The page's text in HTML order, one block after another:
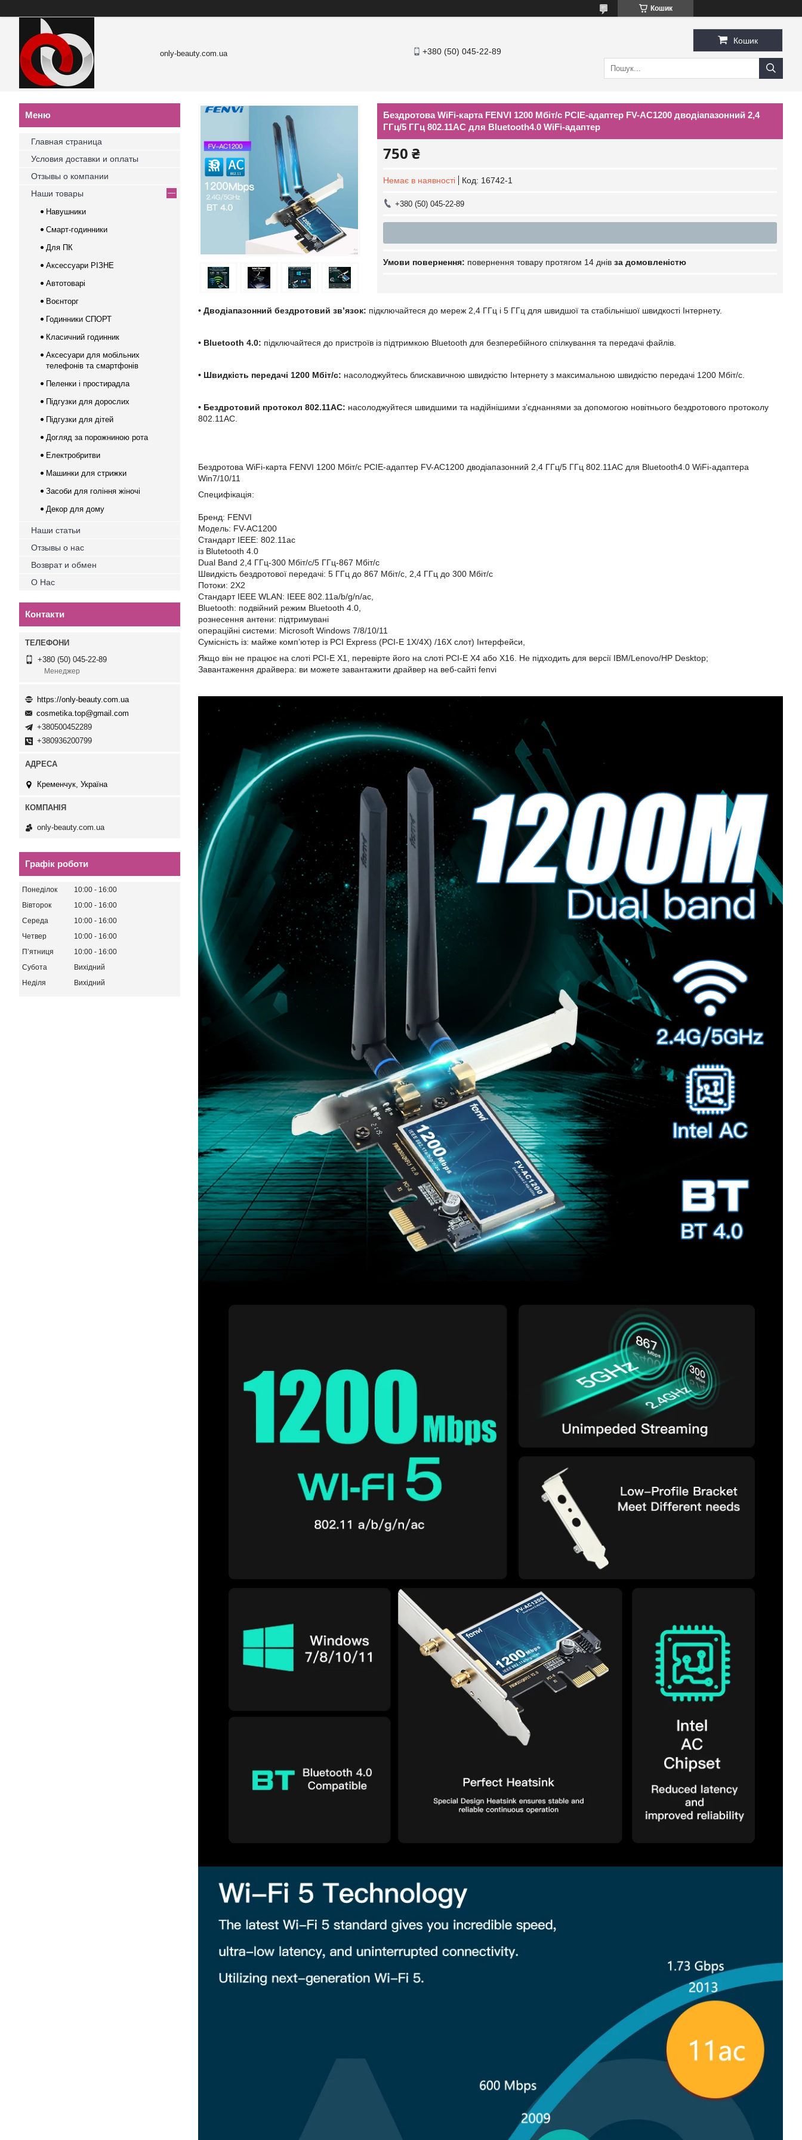
Кошик
only-beauty.com.ua +380 (50) 045-22-89
Кошик
Бездротова WiFi-карта FENVI 1200 Мбіт/с PCIE-адаптер FV-AC1200 дводіапазонний 2,4
ГГц/5 ГГц 802.11AC для Bluetooth4.0 WiFi-адаптер
750 ₴
Немає в наявності Код: 16742-1
+380 (50) 045-22-89
повернення товару протягом 14 днів за домовленістю
• Дводіапазонний бездротовий зв’язок: підключайтеся до мереж 2,4 ГГц і 5 ГГц для швидшої та стабільнішої швидкості Інтернету.
• Bluetooth 4.0: підключайтеся до пристроїв із підтримкою Bluetooth для безперебійного спілкування та передачі файлів.
• Швидкість передачі 1200 Мбіт/с: насолоджуйтесь блискавичною швидкістю Інтернету з максимальною швидкістю передачі 1200 Мбіт/с.
• Бездротовий протокол 802.11AC: насолоджуйтеся швидшими та надійнішими з’єднаннями за допомогою новітнього бездротового протоколу
802.11AC.
Бездротова WiFi-карта FENVI 1200 Мбіт/с PCIE-адаптер FV-AC1200 дводіапазонний 2,4 ГГц/5 ГГц 802.11AC для Bluetooth4.0 WiFi-адаптера
Win7/10/11
Специфікація:
Бренд: FENVI
Модель: FV-AC1200
Стандарт IEEE: 802.11ac
із Blutetooth 4.0
Dual Band 2,4 ГГц-300 Мбіт/с/5 ГГц-867 Мбіт/с
Швидкість бездротової передачі: 5 ГГц до 867 Мбіт/с, 2,4 ГГц до 300 Мбіт/с
Потоки: 2X2
Стандарт IEEE WLAN: IEEE 802.11a/b/g/n/ac,
Bluetooth: подвійний режим Bluetooth 4.0,
рознесення антени: підтримувані
операційні системи: Microsoft Windows 7/8/10/11
Сумісність із: майже комп’ютер із PCI Express (PCI-E 1X/4X) /16X слот) Інтерфейси,
Якщо він не працює на слоті PCI-E X1, перевірте його на слоті PCI-E X4 або X16. Не підходить для версії IBM/Lenovo/HP Desktop;
Завантаження драйвера: ви можете завантажити драйвер на веб-сайті fenvi
Главная страница
Условия доставки и оплаты
Отзывы о компании
Наши товары
Навушники
Смарт-годинники
Для ПК
Аксессуари РІЗНЕ
Автотоварі
Воєнторг
Годинники СПОРТ
Класичний годинник
Аксесуари для мобільних
телефонів та смартфонів
Пеленки і простирадла
Підгузки для дорослих
Підгузки для дітей
Догляд за порожниною рота
Електробритви
Машинки для стрижки
Засоби для гоління жіночі
Декор для дому
Наши статьи
Отзывы о нас
Возврат и обмен
О Нас
Контакти
+380 (50) 045-22-89
Менеджер
https://only-beauty.com.ua
cosmetika.top@gmail.com
+380500452289
+380936200799
Кременчук, Україна
only-beauty.com.ua
Графік роботи
Понеділок 10:00
16:00
Вівторок
10:00
16:00
Середа
10:00
16:00
Четвер
10:00
16:00
Пʼятниця
10:00
16:00
Субота
Вихідний
Неділя
Вихідний